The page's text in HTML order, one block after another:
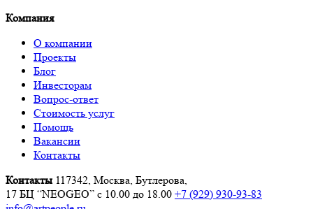
Компания
О компании
Проекты
Блог
Инвесторам
Вопрос-ответ
Стоимость услуг
Помощь
Вакансии
Контакты
Контакты 117342, Москва, Бутлерова,
17 БЦ “NEOGEO” с 10.00 до 18.00 +7 (929) 930-93-83